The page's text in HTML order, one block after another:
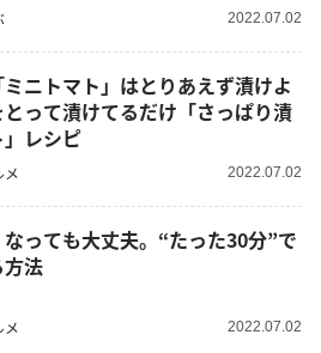
2022.07.02
ニトマト」はとりあえず漬けよ
とって漬けてるだけ「さっぱり漬
レシピ
メ 2022.07.02
っても大丈夫。“たった30分”で
法
メ 2022.07.02